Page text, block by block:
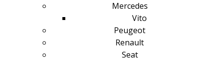
Mercedes
Vito
Peugeot
Renault
Seat